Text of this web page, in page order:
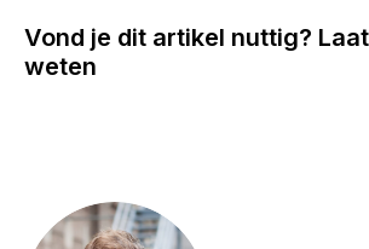
Vond je dit artikel nuttig?
weten